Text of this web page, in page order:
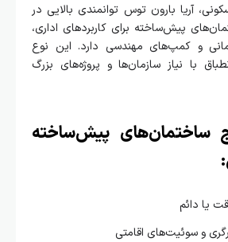
بارون توس توانمندی بالایی در
برای کاربردهای اداری،
مهندسی دارد. این نوع
سازمان‌ها و پروژه‌های بزرگ
پیش‌ساخته
اقامتی